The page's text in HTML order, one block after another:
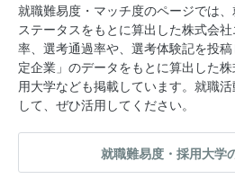
就職難易度・マッチ度のページでは
ステータスをもとに算出した株式会
率、選考通過率や、選考体験記を投
定企業」のデータをもとに算出した
用大学なども掲載しています。就職
して、ぜひ活用してください。
就職難易度・採用大学